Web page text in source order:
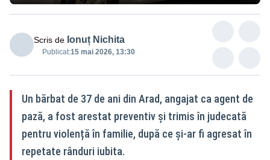
Scris de Ionuț Nichita
Publicat:15 mai 2026, 13:30
Un bărbat de 37 de ani din Arad, angajat ca agent de
pază, a fost arestat preventiv și trimis în judecată
pentru violență în familie, după ce și-ar fi agresat în
repetate rânduri iubita.